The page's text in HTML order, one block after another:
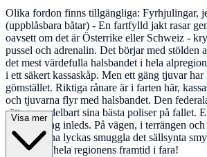
Olika fordon finns tillgängliga: Fyrhjulingar,
(uppblåsbara båtar) - En fartfylld jakt rasar
oavsett om det är Österrike eller Schweiz -
pussel och adrenalin. Det börjar med stölden
det mest värdefulla halsbandet i hela
i ett säkert kassaskåp. Men ett gäng tjuvar
gömstället. Riktiga rånare är i farten här,
och tjuvarna flyr med halsbandet. Den
sätter omedelbart sina bästa poliser på fallet.
kapplöpning inleds. På vägen, i terrängen
Om tjuvarna lyckas smuggla det sällsynta
gränsen är hela regionens framtid i fara!
Visa mer